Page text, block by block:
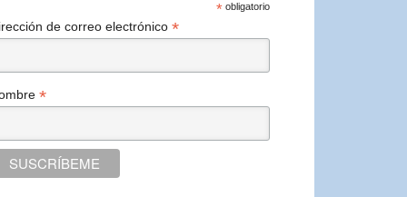
* obligatorio
de correo electrónico *
*